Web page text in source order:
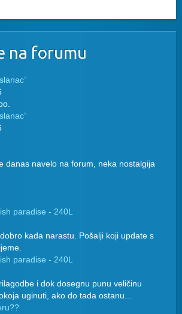
na forumu
danas navelo na forum, neka nostalgija
paradise - 240L
kada narastu. Pošalji koji update s
paradise - 240L
i dok dosegnu punu veličinu
uginuti, ako do tada ostanu...